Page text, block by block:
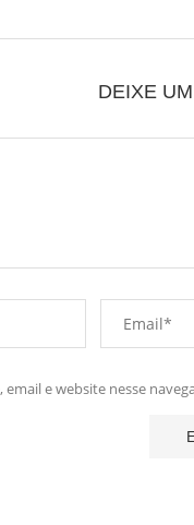
DEIXE
email e website nesse